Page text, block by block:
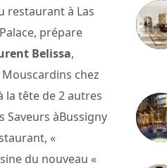
restaurant à Las
prépare
Belissa,
chez
la tête de 2 autres
Saveurs àBussigny
«
du nouveau «